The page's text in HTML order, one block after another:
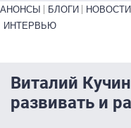
Primary links bottom
АНОНСЫ БЛОГИ НОВОСТИ
ИНТЕРВЬЮ
Виталий
развивать и